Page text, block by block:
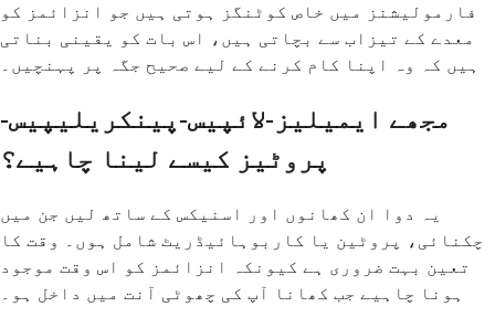
فارمولیشنز میں خاص کوٹنگز ہوتی ہیں جو انزائمز کو
معدے کے تیزاب سے بچاتی ہیں، اس بات کو یقینی بناتی
ہیں کہ وہ اپنا کام کرنے کے لیے صحیح جگہ پر پہنچیں۔
مجھے ایمیلیز-لائپیس-پینکریلیپیس-
پروٹیز کیسے لینا چاہیے؟
یہ دوا ان کھانوں اور اسنیکس کے ساتھ لیں جن میں
چکنائی، پروٹین یا کاربوہائیڈریٹ شامل ہوں۔ وقت کا
تعین بہت ضروری ہے کیونکہ انزائمز کو اس وقت موجود
ہونا چاہیے جب کھانا آپ کی چھوٹی آنت میں داخل ہو۔